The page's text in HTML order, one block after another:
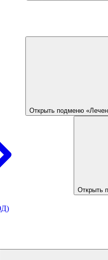
Открыть подменю
Открыть